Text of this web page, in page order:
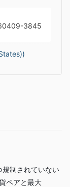
60409-3845
制されていない
ペアと最大